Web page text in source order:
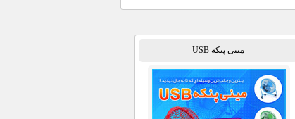
مینی پنکه USB